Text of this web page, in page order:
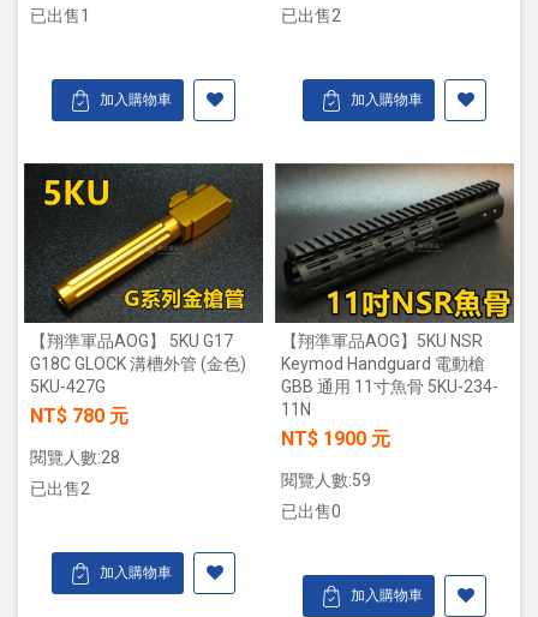
已出售1
加入購物車
已出售2
加入購物車
【翔準軍品AOG】 5KU G17
G18C GLOCK 溝槽外管 (金色)
5KU-427G
NT$ 780 元
閱覽人數:28
已出售2
加入購物車
【翔準軍品AOG】5KU NSR
Keymod Handguard 電動槍
GBB 通用 11寸魚骨 5KU-234-
11N
NT$ 1900 元
閱覽人數:59
已出售0
加入購物車